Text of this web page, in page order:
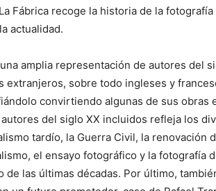
Fábrica recoge la historia de la
actualidad.
amplia representación de autores del
extranjeros, sobre todo ingleses y
convirtiendo algunas de sus obras
del siglo XX incluidos refleja los
tardío, la Guerra Civil, la renovación
el ensayo fotográfico y la fotografía
de las últimas décadas. Por último,